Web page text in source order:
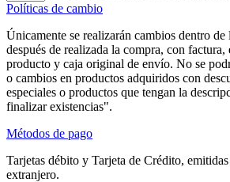
Políticas de cambio
Únicamente se realizarán cambios dentro
después de realizada la compra, con
producto y caja original de envío. No se
o cambios en productos adquiridos con
especiales o productos que tengan la
finalizar existencias".
Métodos de pago
Tarjetas débito y Tarjeta de Crédito,
extranjero.